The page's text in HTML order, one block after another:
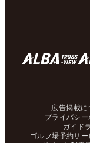
広告掲載に
プライバシー
ガイド
ゴルフ場予約サ